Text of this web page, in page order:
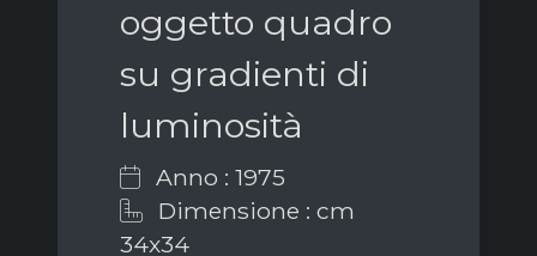
oggetto quadro
su gradienti di
luminosità
Anno : 1975
Dimensione : cm
34x34